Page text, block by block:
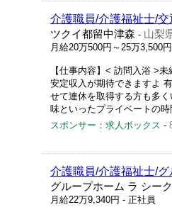
介護職員/介護福祉士/
ツクイ都留中津森 - 山梨
月給20万500円～25万3,500円
【仕事内容】< 訪問入浴 >
安定収入が期待できますよ
せて連休を取得する方も多
味といったプライベートの
スポンサー：求人ボックス -
介護職員/介護福祉士/
グループホーム ラ シー
月給22万9,340円 - 正社員